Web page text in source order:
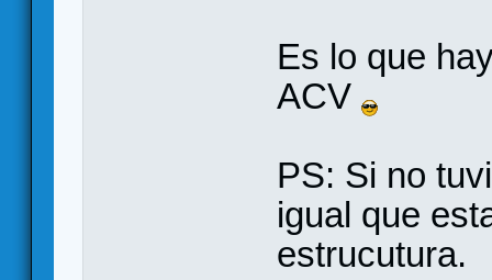
Es lo que
ACV
PS: Si no
igual que
estrucutura.